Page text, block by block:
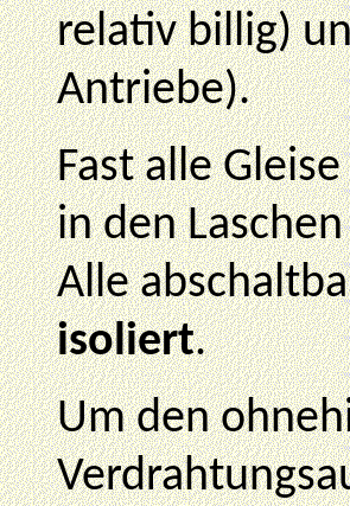
relativ billig)
Antriebe).
Fast alle
in den
Alle
isoliert.
Um den